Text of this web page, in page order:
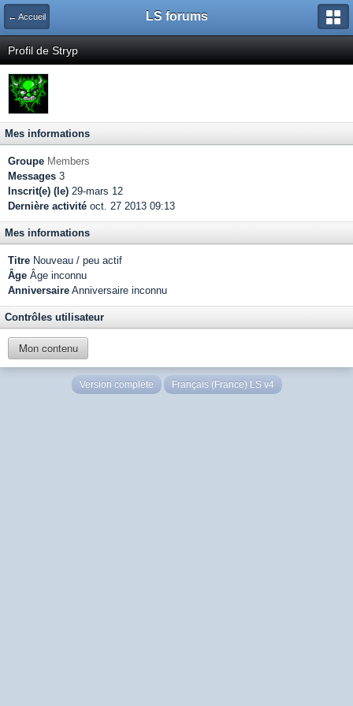
← Accueil LS forums
Profil de Stryp
Mes informations
Groupe Members
Messages 3
Inscrit(e) (le) 29-mars 12
Dernière activité oct. 27 2013 09:13
Mes informations
Titre Nouveau / peu actif
Âge Âge inconnu
Anniversaire Anniversaire inconnu
Contrôles utilisateur
Mon contenu
Version complète Français (France) LS v4